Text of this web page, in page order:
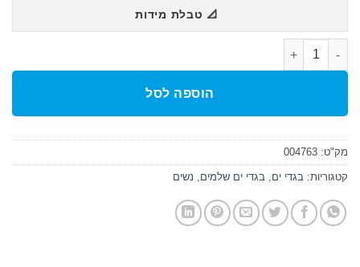
📐 טבלת מידות
כמות של בגד ים שלם לנשים WOMEN'S TEAM SWIMSUIT SWIM TECH SOLID
הוספה לסל
מק"ט: 004763
קטגוריות: בגדי ים בגדי ים שלמים נשים